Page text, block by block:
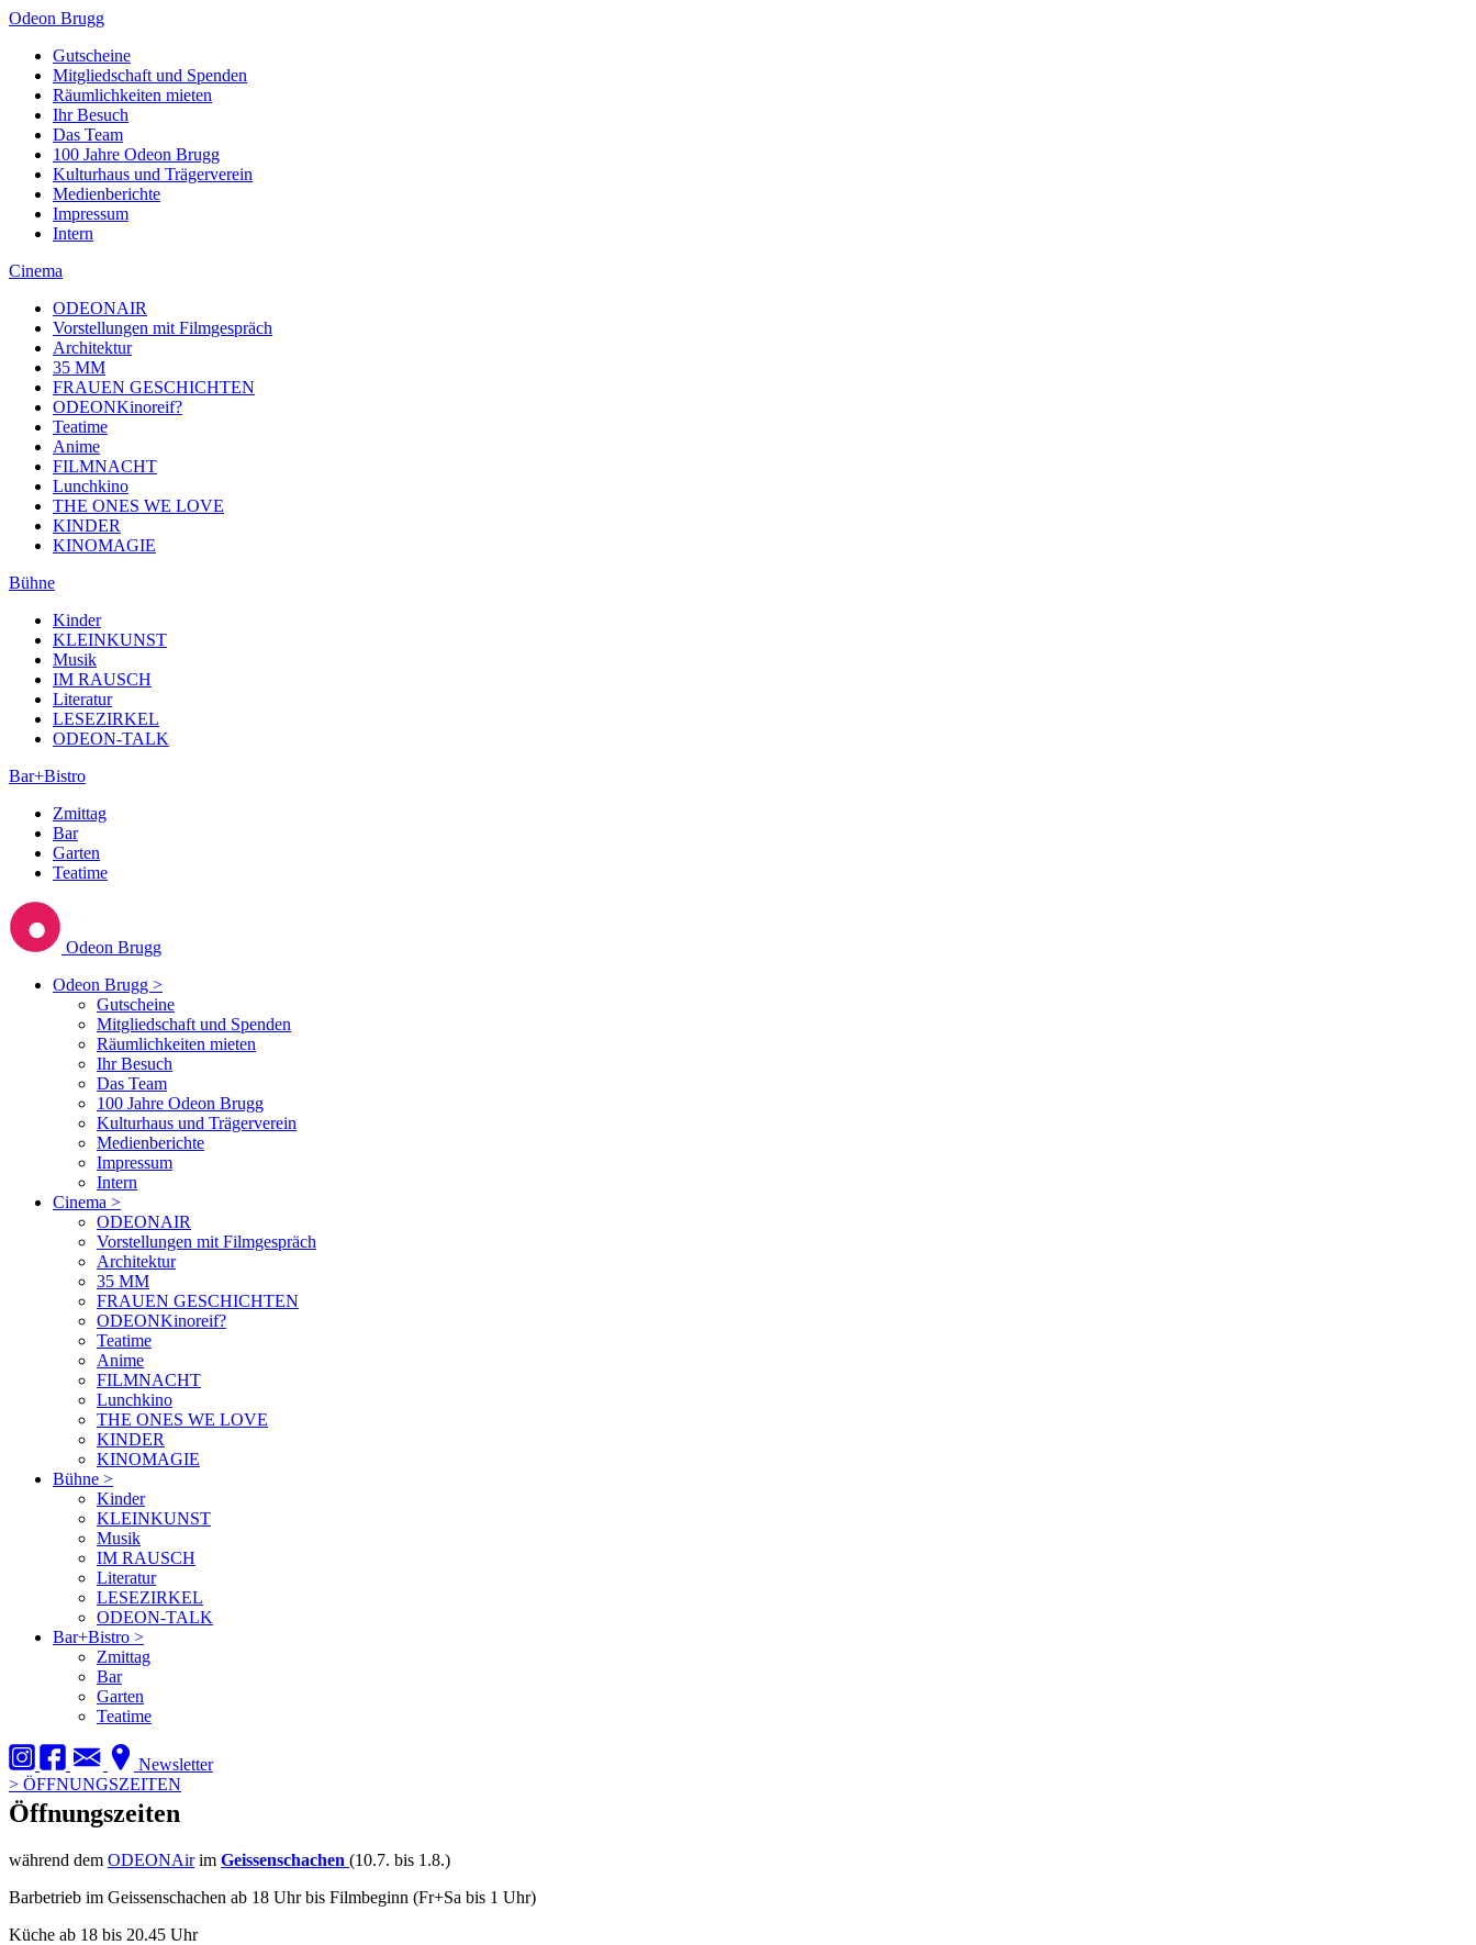
Odeon Brugg
Gutscheine
Mitgliedschaft und Spenden
Räumlichkeiten mieten
Ihr Besuch
Das Team
100 Jahre Odeon Brugg
Kulturhaus und Trägerverein
Medienberichte
Impressum
Intern
Cinema
ODEONAIR
Vorstellungen mit Filmgespräch
Architektur
35 MM
FRAUEN GESCHICHTEN
ODEONKinoreif?
Teatime
Anime
FILMNACHT
Lunchkino
THE ONES WE LOVE
KINDER
KINOMAGIE
Bühne
Kinder
KLEINKUNST
Musik
IM RAUSCH
Literatur
LESEZIRKEL
ODEON-TALK
Bar+Bistro
Zmittag
Bar
Garten
Teatime
Odeon Brugg
Odeon Brugg >
Gutscheine
Mitgliedschaft und Spenden
Räumlichkeiten mieten
Ihr Besuch
Das Team
100 Jahre Odeon Brugg
Kulturhaus und Trägerverein
Medienberichte
Impressum
Intern
Cinema >
ODEONAIR
Vorstellungen mit Filmgespräch
Architektur
35 MM
FRAUEN GESCHICHTEN
ODEONKinoreif?
Teatime
Anime
FILMNACHT
Lunchkino
THE ONES WE LOVE
KINDER
KINOMAGIE
Bühne >
Kinder
KLEINKUNST
Musik
IM RAUSCH
Literatur
LESEZIRKEL
ODEON-TALK
Bar+Bistro >
Zmittag
Bar
Garten
Teatime
Newsletter
> ÖFFNUNGSZEITEN
Öffnungszeiten
während dem ODEONAirim Geissenschachen (10.7. bis 1.8.)
Barbetrieb im Geissenschachen ab 18 Uhr bis Filmbeginn (Fr+Sa bis 1 Uhr)
Küche ab 18 bis 20.45 Uhr